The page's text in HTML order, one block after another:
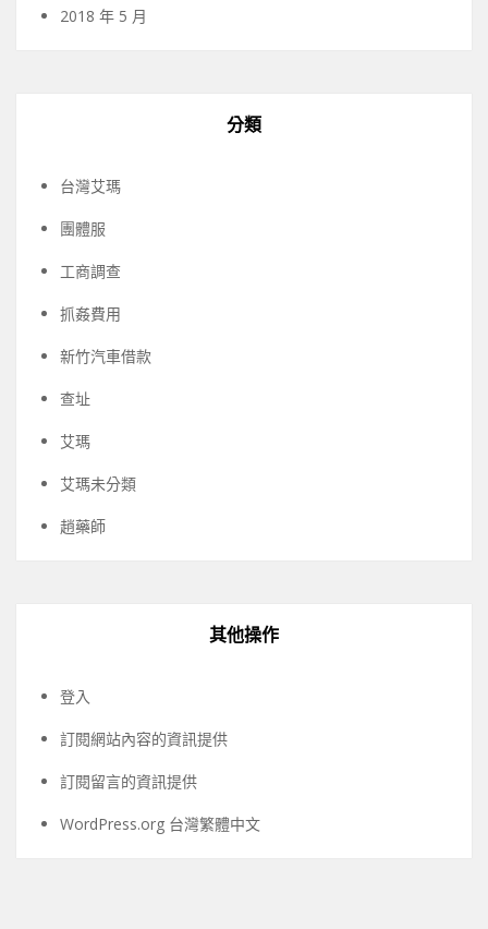
2018 年 5 月
分類
台灣艾瑪
團體服
工商調查
抓姦費用
新竹汽車借款
查址
艾瑪
艾瑪未分類
趙藥師
其他操作
登入
訂閱網站內容的資訊提供
訂閱留言的資訊提供
WordPress.org 台灣繁體中文